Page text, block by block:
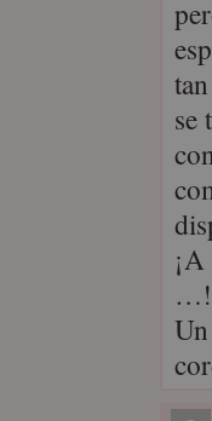
se
…!